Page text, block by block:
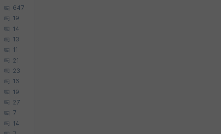
647
19
14
13
11
21
23
16
19
27
7
14